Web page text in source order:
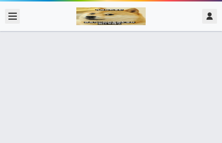
admin @ 梗圖大全 MEME NOW 2020/2/15